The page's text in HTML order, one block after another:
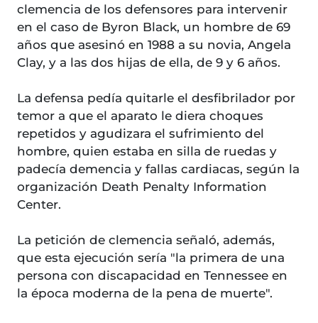
clemencia de los defensores para intervenir
en el caso de Byron Black, un hombre de 69
años que asesinó en 1988 a su novia, Angela
Clay, y a las dos hijas de ella, de 9 y 6 años.
La defensa pedía quitarle el desfibrilador por
temor a que el aparato le diera choques
repetidos y agudizara el sufrimiento del
hombre, quien estaba en silla de ruedas y
padecía demencia y fallas cardiacas, según la
organización Death Penalty Information
Center.
La petición de clemencia señaló, además,
que esta ejecución sería "la primera de una
persona con discapacidad en Tennessee en
la época moderna de la pena de muerte".